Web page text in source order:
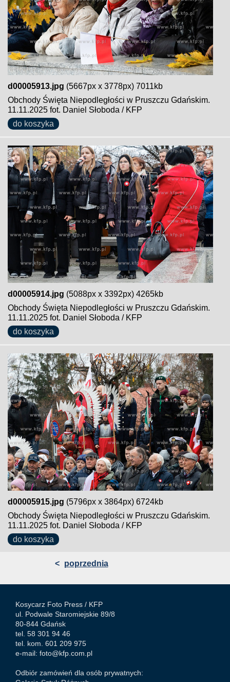
d00005913.jpg (5667px x 3778px) 7011kb
Obchody Święta Niepodległości w Pruszczu Gdańskim.
11.11.2025 fot. Daniel Słoboda / KFP
do koszyka
d00005914.jpg (5088px x 3392px) 4265kb
Obchody Święta Niepodległości w Pruszczu Gdańskim.
11.11.2025 fot. Daniel Słoboda / KFP
do koszyka
d00005915.jpg (5796px x 3864px) 6724kb
Obchody Święta Niepodległości w Pruszczu Gdańskim.
11.11.2025 fot. Daniel Słoboda / KFP
do koszyka
< poprzednia
Kosycarz Foto Press / KFP
ul. Podwale Staromiejskie 89/8
80-844 Gdańsk
tel. 58 301 94 46
tel. kom. 601 209 975
e-mail: foto@kfp.com.pl
Odbiór zamówień dla osób prywatnych: